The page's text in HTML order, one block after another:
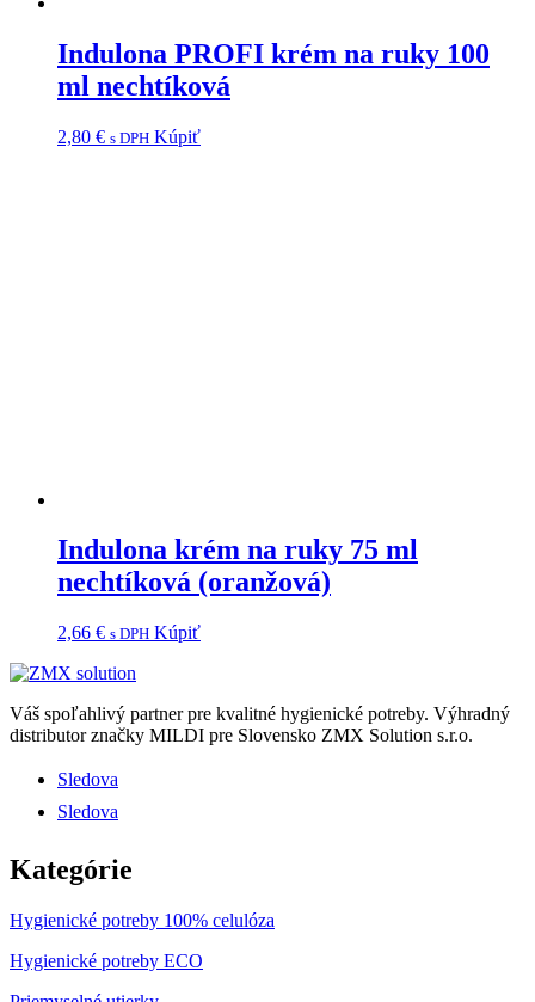
Indulona PROFI krém na ruky 100
ml nechtíková
2,80 € s DPH Kúpiť
Indulona krém na ruky 75 ml
nechtíková (oranžová)
2,66 € s DPH Kúpiť
Váš spoľahlivý partner pre kvalitné hygienické potreby. Výhradný
distributor značky MILDI pre Slovensko ZMX Solution s.r.o.
Sledova
Sledova
Kategórie
Hygienické potreby 100% celulóza
Hygienické potreby ECO